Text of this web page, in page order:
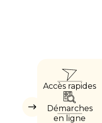
Masquer
Accès rapides
Démarches
en ligne